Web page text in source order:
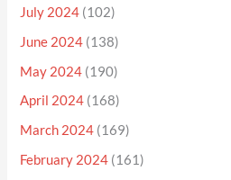
July 2024 (102)
June 2024 (138)
May 2024 (190)
April 2024 (168)
March 2024 (169)
February 2024 (161)